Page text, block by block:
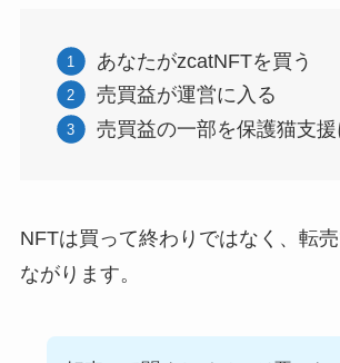
あなたがzcatNFTを買う
売買益が運営に入る
売買益の一部を保護猫支援
NFTは買って終わりではなく、転
ながります。